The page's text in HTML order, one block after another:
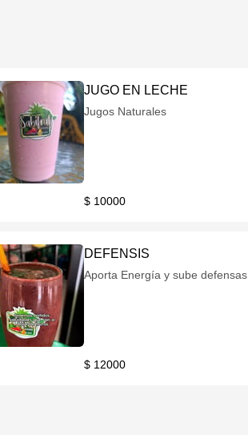
JUGO EN LECHE
Jugos Naturales
$ 10000
DEFENSIS
Aporta Energía y sube defensas
$ 12000